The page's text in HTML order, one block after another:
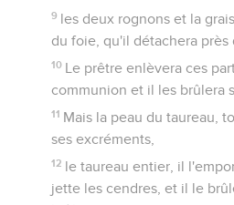
9
les deux rognons et la
du foie, qu'il détachera près
10
Le prêtre enlèvera ces
communion et il les brûlera
11 Mais la peau du taureau,
ses excréments,
12
le taureau entier, il
jette les cendres, et il le